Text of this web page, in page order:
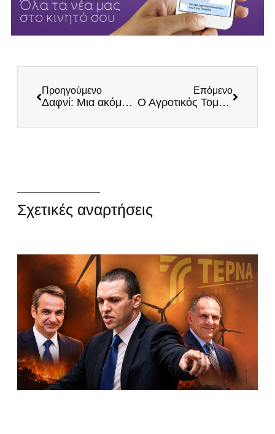
Προηγούμενο
Δαφνί: Μια ακόμη τραγωδία που αποδεικνύει την ανικανότητα του κράτους
Επόμενο
Ο Αγροτικός Τομέας Υπονομεύεται – Η Κυβέρνηση ξεπουλά την Ελληνική Ύπαιθρο!
Σχετικές αναρτήσεις